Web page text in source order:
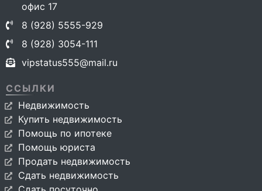
офис 17
8 (928) 5555-929
8 (928) 3054-111
vipstatus555@mail.ru
ССЫЛКИ
Недвижимость
Купить недвижимость
Помощь по ипотеке
Помощь юриста
Продать недвижимость
Сдать недвижимость